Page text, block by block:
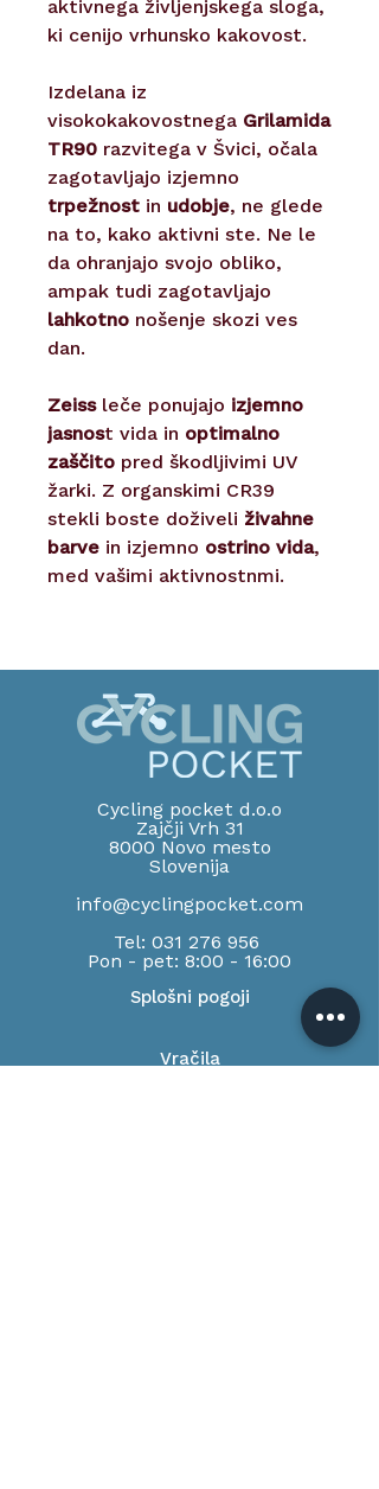
aktivnega življenjskega sloga,
ki cenijo vrhunsko kakovost.
Izdelana iz
visokokakovostnega Grilamida
TR90 razvitega v Švici, očala
zagotavljajo izjemno
trpežnost in udobje, ne glede
na to, kako aktivni ste. Ne le
da ohranjajo svojo obliko,
ampak tudi zagotavljajo
lahkotno nošenje skozi ves
dan.
Zeissleče ponujajo izjemno
jasnost vida in optimalno
zaščito pred škodljivimi UV
žarki. Z organskimi CR39
stekli boste doživeli živahne
barve in izjemno ostrino vida,
med vašimi aktivnostnmi.
Cycling pocket d.o.o
Zajčji Vrh 31
8000 Novo mesto
Slovenija
info@cyclingpocket.com
Tel: 031 276 956
Pon - pet: 8:00 - 16:00
Splošni pogoji
Vračila